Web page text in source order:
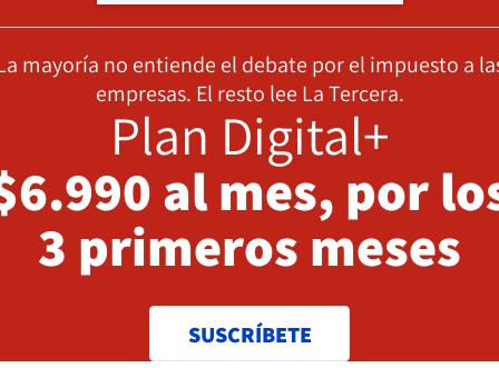
mayoría no entiende el debate por el impuesto a
empresas. El resto lee La Tercera.
Plan Digital+
al mes, por
3 primeros meses
SUSCRÍBETE